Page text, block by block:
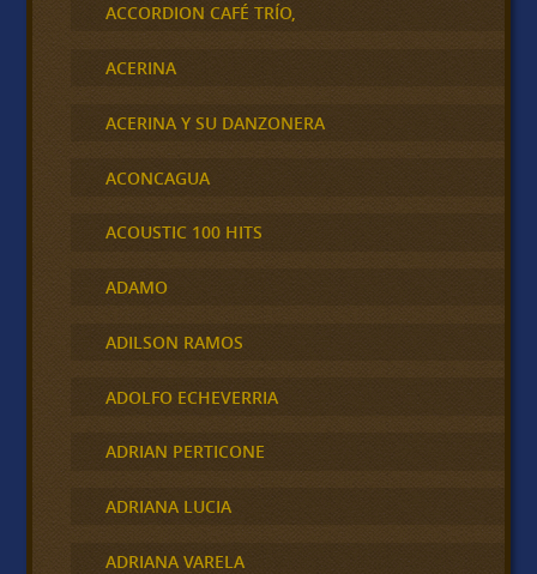
ACCORDION CAFÉ TRÍO,
ACERINA
ACERINA Y SU DANZONERA
ACONCAGUA
ACOUSTIC 100 HITS
ADAMO
ADILSON RAMOS
ADOLFO ECHEVERRIA
ADRIAN PERTICONE
ADRIANA LUCIA
ADRIANA VARELA